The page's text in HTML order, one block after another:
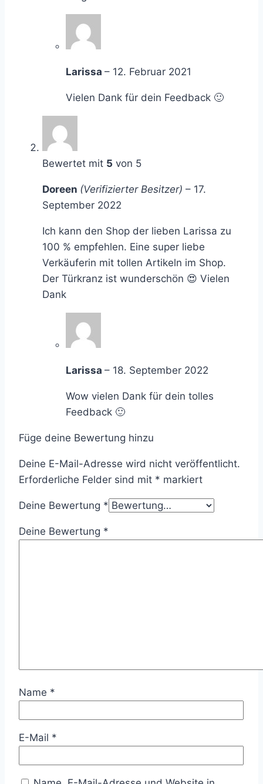
Larissa – 12. Februar 2021
Vielen Dank für dein Feedback 🙂
Bewertet mit 5 von 5
Doreen (Verifizierter Besitzer) – 17.
September 2022
Ich kann den Shop der lieben Larissa zu
100 % empfehlen. Eine super liebe
Verkäuferin mit tollen Artikeln im Shop.
Der Türkranz ist wunderschön 😍 Vielen
Dank
Larissa – 18. September 2022
Wow vielen Dank für dein tolles
Feedback 🙂
Füge deine Bewertung hinzu
Deine E-Mail-Adresse wird nicht veröffentlicht.
Erforderliche Felder sind mit * markiert
Deine Bewertung *
Deine Bewertung *
Name *
E-Mail *